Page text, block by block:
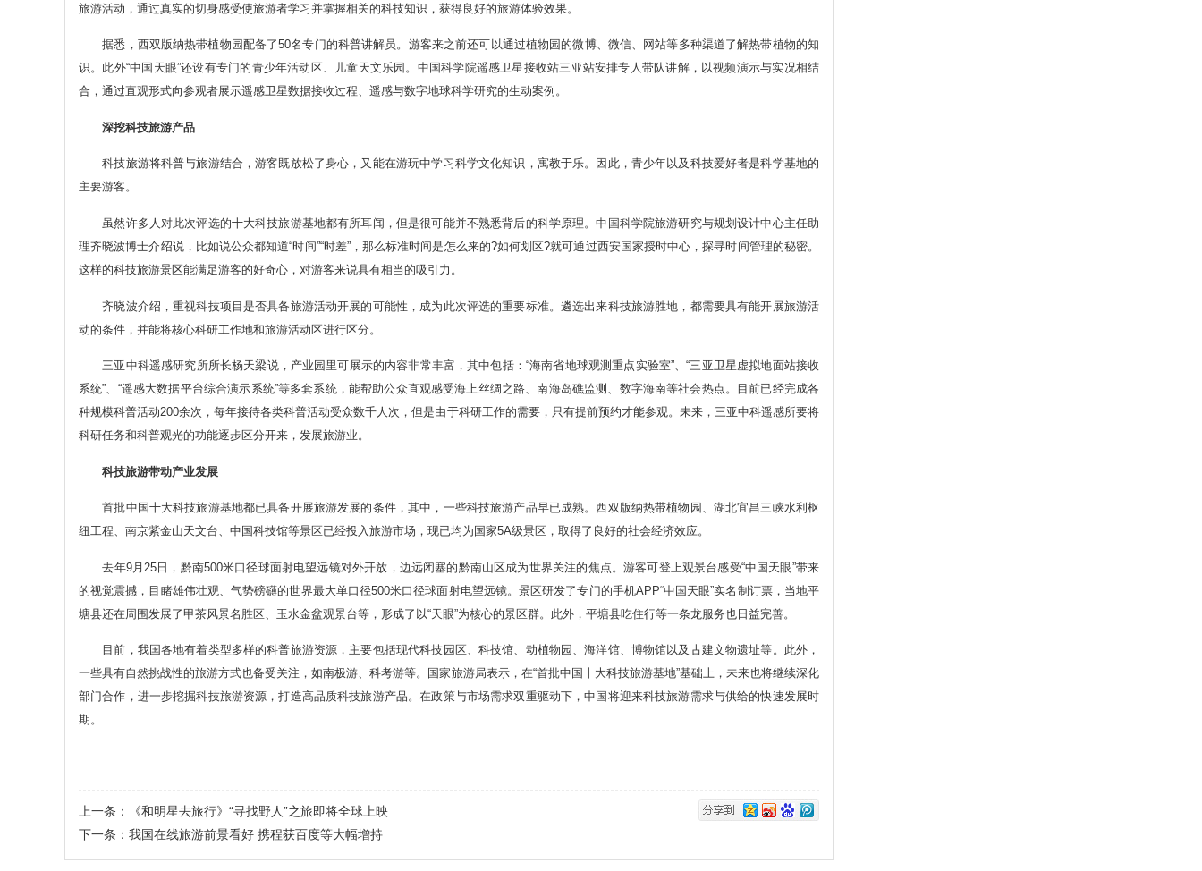
旅游活动，通过真实的切身感受使旅游者学习并掌握相关的科技知识，获得良好的旅游体验效果。
据悉，西双版纳热带植物园配备了50名专门的科普讲解员。游客来之前还可以通过植物园的微博、微信、网站等多种渠道了解热带植物的知
识。此外“中国天眼”还设有专门的青少年活动区、儿童天文乐园。中国科学院遥感卫星接收站三亚站安排专人带队讲解，以视频演示与实况相结
合，通过直观形式向参观者展示遥感卫星数据接收过程、遥感与数字地球科学研究的生动案例。
深挖科技旅游产品
科技旅游将科普与旅游结合，游客既放松了身心，又能在游玩中学习科学文化知识，寓教于乐。因此，青少年以及科技爱好者是科学基地的
主要游客。
虽然许多人对此次评选的十大科技旅游基地都有所耳闻，但是很可能并不熟悉背后的科学原理。中国科学院旅游研究与规划设计中心主任助
理齐晓波博士介绍说，比如说公众都知道“时间”“时差”，那么标准时间是怎么来的?如何划区?就可通过西安国家授时中心，探寻时间管理的秘密。
这样的科技旅游景区能满足游客的好奇心，对游客来说具有相当的吸引力。
齐晓波介绍，重视科技项目是否具备旅游活动开展的可能性，成为此次评选的重要标准。遴选出来科技旅游胜地，都需要具有能开展旅游活
动的条件，并能将核心科研工作地和旅游活动区进行区分。
三亚中科遥感研究所所长杨天梁说，产业园里可展示的内容非常丰富，其中包括：“海南省地球观测重点实验室”、“三亚卫星虚拟地面站接收
系统”、“遥感大数据平台综合演示系统”等多套系统，能帮助公众直观感受海上丝绸之路、南海岛礁监测、数字海南等社会热点。目前已经完成各
种规模科普活动200余次，每年接待各类科普活动受众数千人次，但是由于科研工作的需要，只有提前预约才能参观。未来，三亚中科遥感所要将
科研任务和科普观光的功能逐步区分开来，发展旅游业。
科技旅游带动产业发展
首批中国十大科技旅游基地都已具备开展旅游发展的条件，其中，一些科技旅游产品早已成熟。西双版纳热带植物园、湖北宜昌三峡水利枢
纽工程、南京紫金山天文台、中国科技馆等景区已经投入旅游市场，现已均为国家5A级景区，取得了良好的社会经济效应。
去年9月25日，黔南500米口径球面射电望远镜对外开放，边远闭塞的黔南山区成为世界关注的焦点。游客可登上观景台感受“中国天眼”带来
的视觉震撼，目睹雄伟壮观、气势磅礴的世界最大单口径500米口径球面射电望远镜。景区研发了专门的手机APP“中国天眼”实名制订票，当地平
塘县还在周围发展了甲茶风景名胜区、玉水金盆观景台等，形成了以“天眼”为核心的景区群。此外，平塘县吃住行等一条龙服务也日益完善。
目前，我国各地有着类型多样的科普旅游资源，主要包括现代科技园区、科技馆、动植物园、海洋馆、博物馆以及古建文物遗址等。此外，
一些具有自然挑战性的旅游方式也备受关注，如南极游、科考游等。国家旅游局表示，在“首批中国十大科技旅游基地”基础上，未来也将继续深化
部门合作，进一步挖掘科技旅游资源，打造高品质科技旅游产品。在政策与市场需求双重驱动下，中国将迎来科技旅游需求与供给的快速发展时
期。
上一条：
《和明星去旅行》“寻找野人”之旅即将全球上映
下一条： 我国在线旅游前景看好 携程获百度等大幅增持